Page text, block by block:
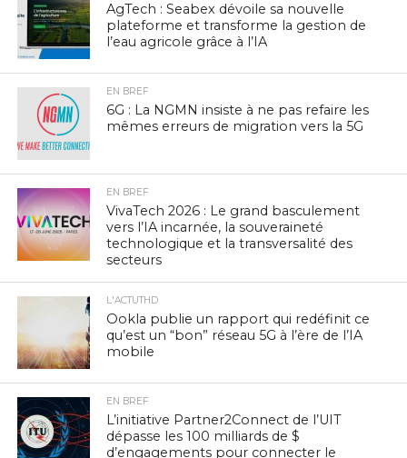
AgTech : Seabex dévoile sa nouvelle
plateforme et transforme la gestion de
l’eau agricole grâce à l’IA
EN BREF
6G : La NGMN insiste à ne pas refaire les
mêmes erreurs de migration vers la 5G
EN BREF
VivaTech 2026 : Le grand basculement
vers l’IA incarnée, la souveraineté
technologique et la transversalité des
secteurs
L'ACTUTHD
Ookla publie un rapport qui redéfinit ce
qu’est un “bon” réseau 5G à l’ère de l’IA
mobile
EN BREF
L’initiative Partner2Connect de l’UIT
dépasse les 100 milliards de $
d’engagements pour connecter le